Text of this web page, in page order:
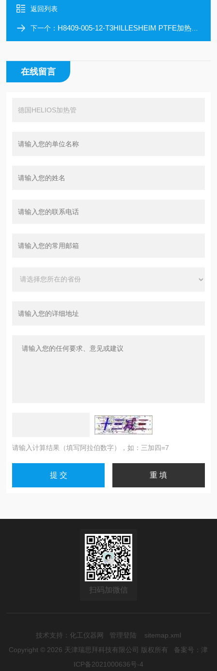
返回列表
下一个： H8409-005-12-T3HILLESHEIM PTFE加热软管
在线留言
请输入计算结果（填写阿拉伯数字），如：三加四=7
扫码加微信
技术支持： 化工仪器网 管理登陆
sitemap.xml
Copyright © 2026 天津瑞思拜科技有限公司 版权所有 备案号：津
ICP备2021000636号-4